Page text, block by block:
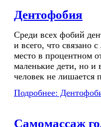
Дентофобия
Среди всех фобий
и всего, что связано
место в процентном
маленькие дети, но и
человек не лишается
Подробнее:
Самомассаж